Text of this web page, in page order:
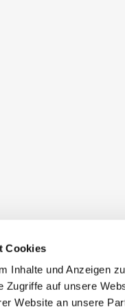
Cookies
Inhalte und Anzeigen
Zugriffe auf unsere
Website an unsere